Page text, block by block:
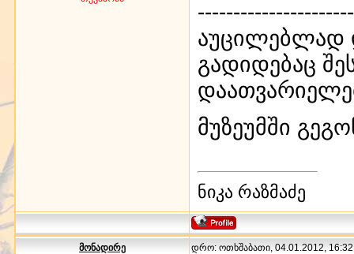
აუცილებლად
გადიდებაც
მუზეუმში
ნიკა რაზმაძე
მონადირე დრო: ოთხშაბათი, 04.01.2012,